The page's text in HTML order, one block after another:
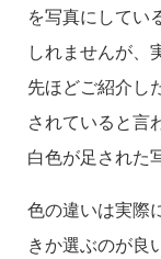
を写真にしてい
しれませんが、
先ほどご紹介し
されていると言
白色が足された
色の違いは実際
きか選ぶのが良